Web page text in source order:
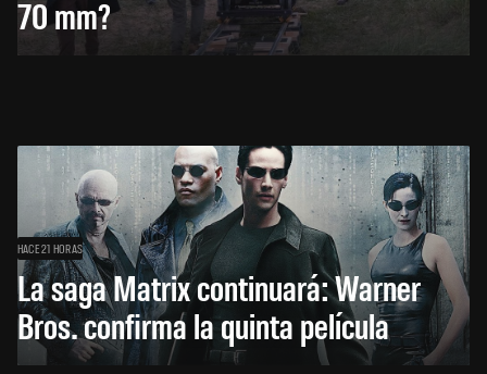
70 mm?
HACE 21 HORAS
La saga Matrix continuará: Warner
Bros. confirma la quinta película